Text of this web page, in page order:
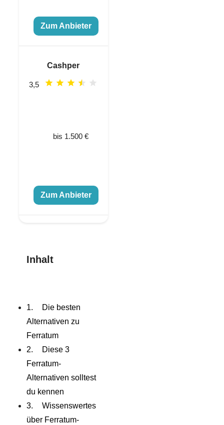
Zum Anbieter
Cashper
3,5
bis 1.500 €
Zum Anbieter
Inhalt
Die besten
Alternativen zu
Ferratum
Diese 3
Ferratum-
Alternativen solltest
du kennen
Wissenswertes
über Ferratum-